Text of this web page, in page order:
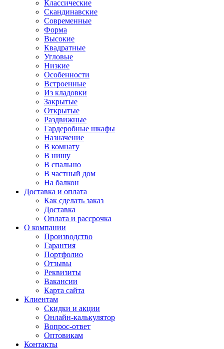
Классические
Скандинавские
Современные
Форма
Высокие
Квадратные
Угловые
Низкие
Особенности
Встроенные
Из кладовки
Закрытые
Открытые
Раздвижные
Гардеробные шкафы
Назначение
В комнату
В нишу
В спальню
В частный дом
На балкон
Доставка и оплата
Как сделать заказ
Доставка
Оплата и рассрочка
О компании
Производство
Гарантия
Портфолио
Отзывы
Реквизиты
Вакансии
Карта сайта
Клиентам
Скидки и акции
Онлайн-калькулятор
Вопрос-ответ
Оптовикам
Контакты